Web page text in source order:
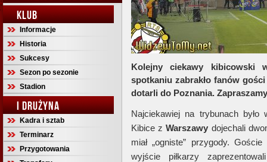
KLUB
Informacje
Historia
Sukcesy
Sezon po sezonie
Stadion
I DRUŻYNA
Kadra i sztab
Terminarz
Przygotowania
Kolejny ciekawy kibicowski
spotkaniu zabrakło fanów
dotarli do Poznania.
Najciekawiej na trybunach
Kibice zWarszawy dojechali
miał „ogniste” przygody.
wyjście piłkarzy